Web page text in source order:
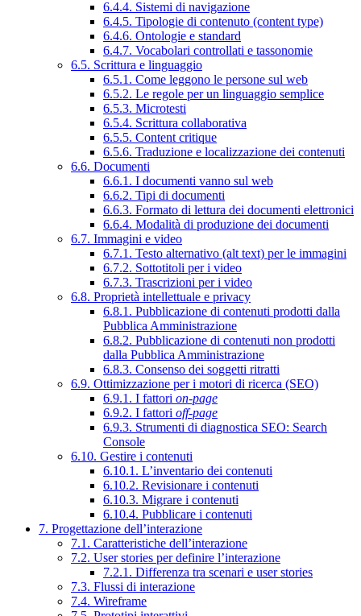
6.4.4. Sistemi di navigazione
6.4.5. Tipologie di contenuto (content type)
6.4.6. Ontologie e standard
6.4.7. Vocabolari controllati e tassonomie
6.5. Scrittura e linguaggio
6.5.1. Come leggono le persone sul web
6.5.2. Le regole per un linguaggio semplice
6.5.3. Microtesti
6.5.4. Scrittura collaborativa
6.5.5. Content critique
6.5.6. Traduzione e localizzazione dei contenuti
6.6. Documenti
6.6.1. I documenti vanno sul web
6.6.2. Tipi di documenti
6.6.3. Formato di lettura dei documenti elettronici
6.6.4. Modalità di produzione dei documenti
6.7. Immagini e video
6.7.1. Testo alternativo (alt text) per le immagini
6.7.2. Sottotitoli per i video
6.7.3. Trascrizioni per i video
6.8. Proprietà intellettuale e privacy
6.8.1. Pubblicazione di contenuti prodotti dalla
Pubblica Amministrazione
6.8.2. Pubblicazione di contenuti non prodotti
dalla Pubblica Amministrazione
6.8.3. Consenso dei soggetti ritratti
6.9. Ottimizzazione per i motori di ricerca (SEO)
6.9.1. I fattori on-page
6.9.2. I fattori off-page
6.9.3. Strumenti di diagnostica SEO: Search
Console
6.10. Gestire i contenuti
6.10.1. L’inventario dei contenuti
6.10.2. Revisionare i contenuti
6.10.3. Migrare i contenuti
6.10.4. Pubblicare i contenuti
7. Progettazione dell’interazione
7.1. Caratteristiche dell’interazione
7.2. User stories per definire l’interazione
7.2.1. Differenza tra scenari e user stories
7.3. Flussi di interazione
7.4. Wireframe